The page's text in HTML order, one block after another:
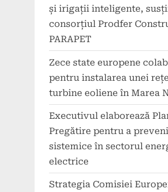
și irigații inteligente,
consorțiul Prodfer
PARAPET
Zece state europene
pentru instalarea unei
turbine eoliene în Marea
Executivul elaborează
Pregătire pentru a
sistemice în sectorul
electrice
Strategia Comisiei